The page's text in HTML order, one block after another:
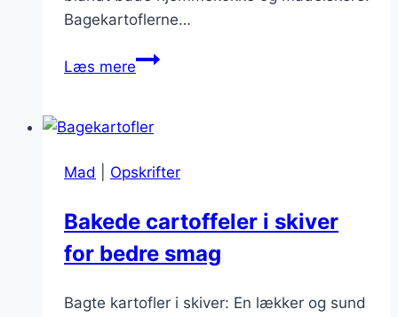
Bagekartoflerne…
Læs mereBagekartofler
løg
ost
Mad Opskrifter
Bakede cartoffeler i skiver
for bedre smag
Bagte kartofler i skiver: En lækker og sund